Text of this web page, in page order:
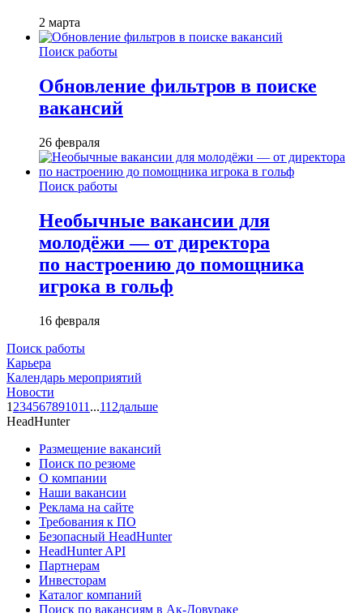
2 марта
Поиск работы
Обновление фильтров в поиске
вакансий
26 февраля
Поиск работы
Необычные вакансии для
молодёжи — от директора
по настроению до помощника
игрока в гольф
16 февраля
Поиск работы
Карьера
Календарь мероприятий
Новости
1 234567891011 ...112дальше
HeadHunter
Размещение вакансий
Поиск по резюме
О компании
Наши вакансии
Реклама на сайте
Требования к ПО
Безопасный HeadHunter
HeadHunter API
Партнерам
Инвесторам
Каталог компаний
Поиск по вакансиям в Ак-Довураке